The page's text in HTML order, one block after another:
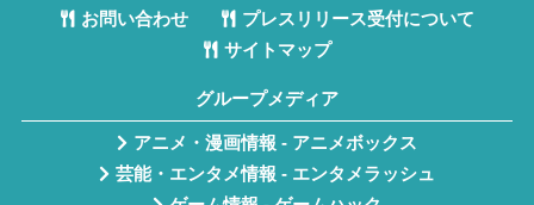
お問い合わせ
プレスリリース受付について
サイトマップ
グループメディア
アニメ・漫画情報 - アニメボックス
芸能・エンタメ情報 - エンタメラッシュ